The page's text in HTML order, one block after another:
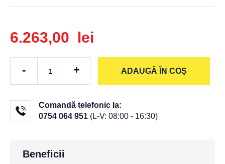
6.263,00 lei
- + ADAUGĂ ÎN COȘ
Comandă telefonic la:
0754 064 951 (L-V: 08:00 - 16:30)
Beneficii